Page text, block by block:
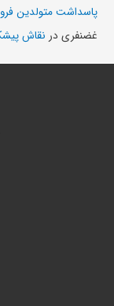
پاسداشت متولدین
غضنفری در نقاش